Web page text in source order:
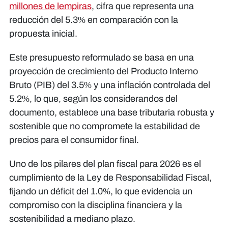
millones de lempiras, cifra que representa una
reducción del 5.3% en comparación con la
propuesta inicial.
Este presupuesto reformulado se basa en una
proyección de crecimiento del Producto Interno
Bruto (PIB) del 3.5% y una inflación controlada del
5.2%, lo que, según los considerandos del
documento, establece una base tributaria robusta y
sostenible que no compromete la estabilidad de
precios para el consumidor final.
​Uno de los pilares del plan fiscal para 2026 es el
cumplimiento de la Ley de Responsabilidad Fiscal,
fijando un déficit del 1.0%, lo que evidencia un
compromiso con la disciplina financiera y la
sostenibilidad a mediano plazo.